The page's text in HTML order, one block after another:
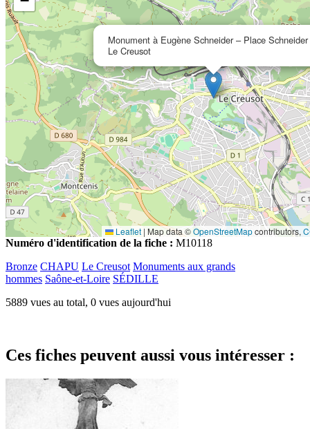
Monument à Eugène Schneider – Place
Le Creusot
Leaflet | Map data ©OpenStreetMapcontributors,
Numéro d'identification de la fiche : M10118
Bronze CHAPU Le Creusot Monuments aux grands
hommes Saône-et-Loire SÉDILLE
5889 vues au total, 0 vues aujourd'hui
Ces fiches peuvent aussi vous intéresser :